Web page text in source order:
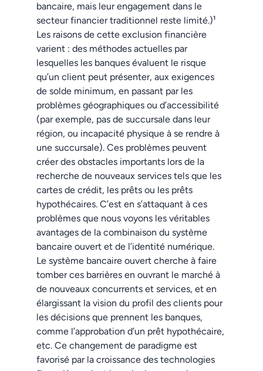
bancaire, mais leur engagement dans le
secteur financier traditionnel reste limité.)¹
Les raisons de cette exclusion financière
varient : des méthodes actuelles par
lesquelles les banques évaluent le risque
qu’un client peut présenter, aux exigences
de solde minimum, en passant par les
problèmes géographiques ou d’accessibilité
(par exemple, pas de succursale dans leur
région, ou incapacité physique à se rendre à
une succursale). Ces problèmes peuvent
créer des obstacles importants lors de la
recherche de nouveaux services tels que les
cartes de crédit, les prêts ou les prêts
hypothécaires. C’est en s’attaquant à ces
problèmes que nous voyons les véritables
avantages de la combinaison du système
bancaire ouvert et de l’identité numérique.
Le système bancaire ouvert cherche à faire
tomber ces barrières en ouvrant le marché à
de nouveaux concurrents et services, et en
élargissant la vision du profil des clients pour
les décisions que prennent les banques,
comme l’approbation d’un prêt hypothécaire,
etc. Ce changement de paradigme est
favorisé par la croissance des technologies